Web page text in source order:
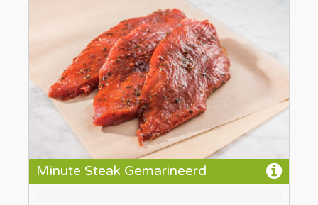
Minute Steak Gemarineerd